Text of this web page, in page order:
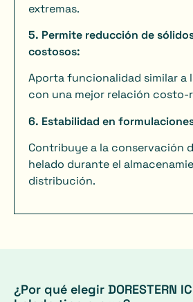
extremas.
5. Permite reducción de
costosos:
Aporta funcionalidad similar a
con una mejor relación costo-
6. Estabilidad en
Contribuye a la conservación
helado durante el
distribución.
¿Por qué elegir DORESTERN